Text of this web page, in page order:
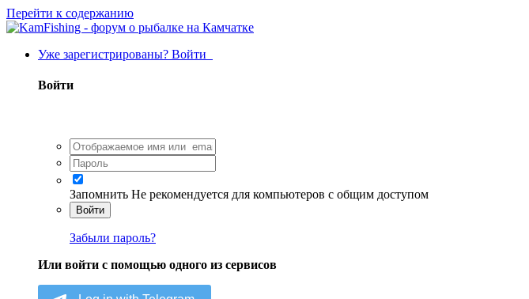
Перейти к содержанию
Уже зарегистрированы? Войти
Войти
Запомнить Не рекомендуется для компьютеров с общим доступом
Войти
Забыли пароль?
Или войти с помощью одного из сервисов